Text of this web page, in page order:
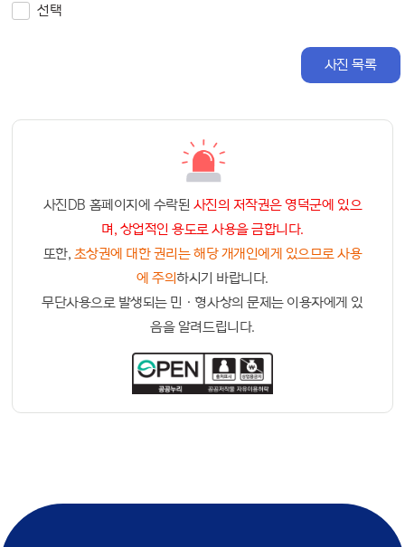
선택
사진 목록
사진DB 홈페이지에 수락된 사진의 저작권은 영덕군에 있으
며, 상업적인 용도로 사용을 금합니다.
또한, 초상권에 대한 권리는 해당 개개인에게 있으므로 사용
에 주의 하시기 바랍니다.
무단사용으로 발생되는 민ㆍ형사상의 문제는 이용자에게 있
음을 알려드립니다.